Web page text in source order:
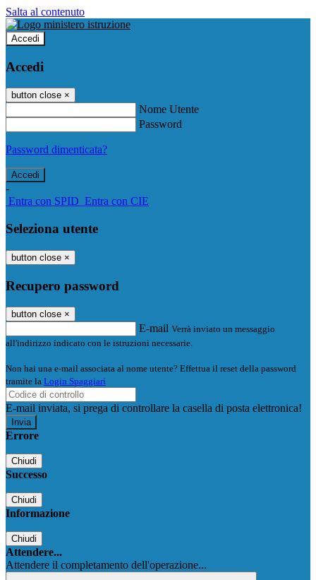
Salta al contenuto
Accedi
Accedi
button close ×
Nome Utente
Password
Password dimenticata?
-
Entra con SPID Entra con CIE
Seleziona utente
button close ×
Recupero password
button close ×
E-mail Verrà inviato un messaggio
all'indirizzo indicato con le istruzioni necessarie.
Non hai una e-mail associata al nome utente? Effettua il reset della password
tramite la Login Spaggiari
E-mail inviata, si prega di controllare la casella di posta elettronica!
Errore
Chiudi
Successo
Chiudi
Informazione
Chiudi
Attendere...
Attendere il completamento dell'operazione...